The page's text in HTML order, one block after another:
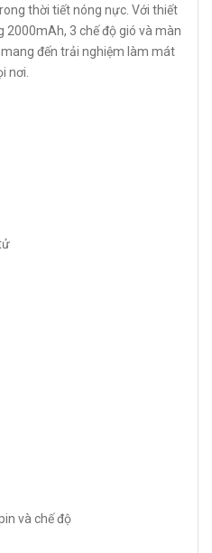
thời tiết nóng nực. Với thiết
2000mAh, 3 chế độ gió và màn
đến trải nghiệm làm mát
nơi.
và chế độ